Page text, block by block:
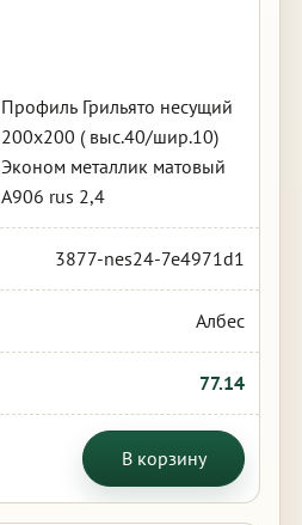
Профиль Грильято несущий
200х200 ( выс.40/шир.10)
Эконом металлик матовый
А906 rus 2,4
3877-nes24-7e4971d1
Албес
77.14
В корзину